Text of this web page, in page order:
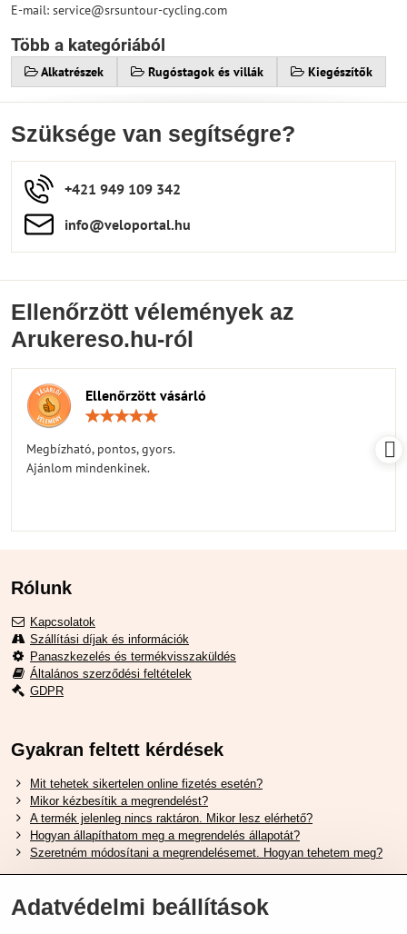
E-mail: service@srsuntour-cycling.com
Több a kategóriából
Alkatrészek Rugóstagok és villák Kiegészítők
Szüksége van segítségre?
+421 949 109 342
info​​@veloportal​.hu
Ellenőrzött vélemények az
Arukereso.hu-ról
Ellenőrzött vásárló
Megbízható, pontos, gyors.
Ajánlom mindenkinek.
Rólunk
Kapcsolatok
Szállítási díjak és információk
Panaszkezelés és termékvisszaküldés
Általános szerződési feltételek
GDPR
Gyakran feltett kérdések
Mit tehetek sikertelen online fizetés esetén?
Mikor kézbesítik a megrendelést?
A termék jelenleg nincs raktáron. Mikor lesz elérhető?
Hogyan állapíthatom meg a megrendelés állapotát?
Szeretném módosítani a megrendelésemet. Hogyan tehetem meg?
Hasznos Linkek
Adatvédelmi beállítások